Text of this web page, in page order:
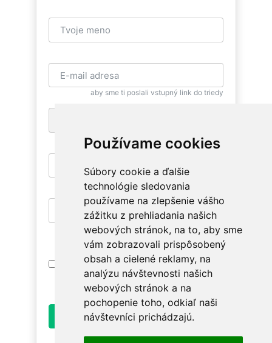
Používame cookies
Súbory cookie a ďalšie
technológie sledovania
používame na zlepšenie vášho
zážitku z prehliadania našich
webových stránok, na to, aby sme
vám zobrazovali prispôsobený
obsah a cielené reklamy, na
analýzu návštevnosti našich
webových stránok a na
pochopenie toho, odkiaľ naši
návštevníci prichádzajú.
aby sme ti poslali vstupný link do triedy
pre zaslanie bezplatnej SMS pripomienky
aby si sa mohla znovu vrátiť
aby si mala prístup na relevantné triedy
Prihlásením súhlasím sPodmienkami
Používania. Oboznám sa prosím ako
spracúvame údaje v
Ochrane osobných údajov
Odoslať